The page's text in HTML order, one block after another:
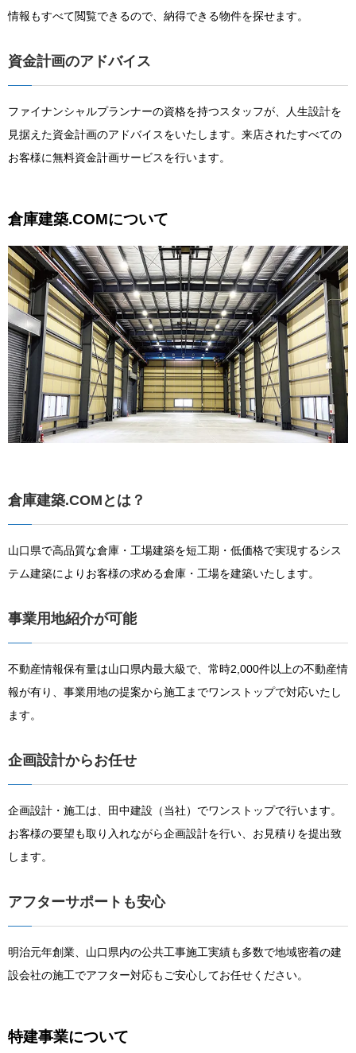
情報もすべて閲覧できるので、納得できる物件を探せます。
資金計画のアドバイス
ファイナンシャルプランナーの資格を持つスタッフが、人生設計を
見据えた資金計画のアドバイスをいたします。来店されたすべての
お客様に無料資金計画サービスを行います。
倉庫建築.COMについて
倉庫建築.COMとは？
山口県で高品質な倉庫・工場建築を短工期・低価格で実現するシス
テム建築によりお客様の求める倉庫・工場を建築いたします。
事業用地紹介が可能
不動産情報保有量は山口県内最大級で、常時2,000件以上の不動産情
報が有り、事業用地の提案から施工までワンストップで対応いたし
ます。
企画設計からお任せ
企画設計・施工は、田中建設（当社）でワンストップで行います。
お客様の要望も取り入れながら企画設計を行い、お見積りを提出致
します。
アフターサポートも安心
明治元年創業、山口県内の公共工事施工実績も多数で地域密着の建
設会社の施工でアフター対応もご安心してお任せください。
特建事業について